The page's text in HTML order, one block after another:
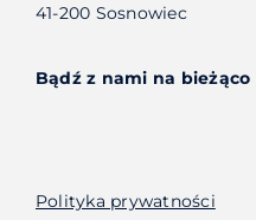
41-200 Sosnowiec
Bądź z nami na bieżąco
Polityka prywatności